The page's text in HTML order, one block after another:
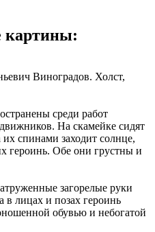
картины:
Виноградов. Холст,
среди работ
На скамейке сидят
спинами заходит солнце,
героинь. Обе они грустны и
загорелые руки
лицах и позах героинь
обувью и небогатой